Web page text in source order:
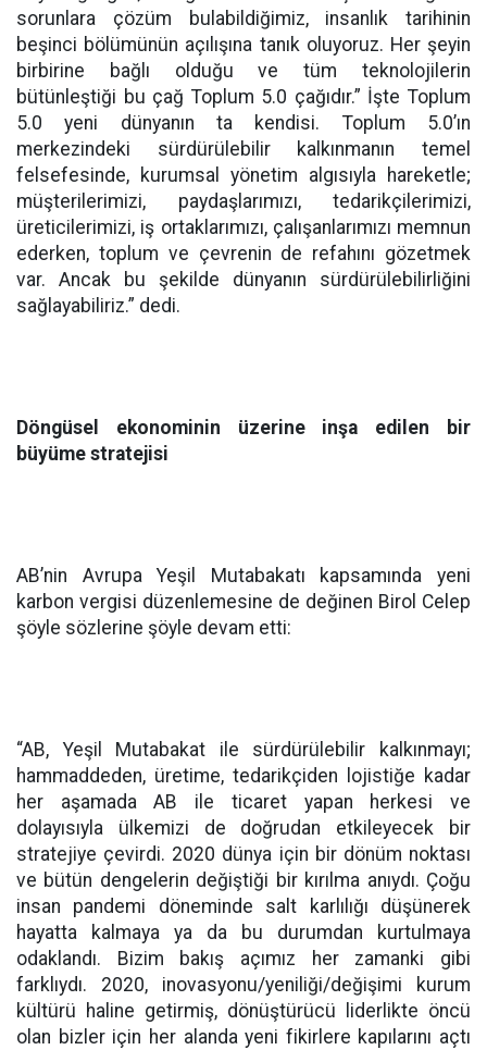
sorunlara çözüm bulabildiğimiz, insanlık tarihinin
beşinci bölümünün açılışına tanık oluyoruz. Her şeyin
birbirine bağlı olduğu ve tüm teknolojilerin
bütünleştiği bu çağ Toplum 5.0 çağıdır.” İşte Toplum
5.0 yeni dünyanın ta kendisi. Toplum 5.0’ın
merkezindeki sürdürülebilir kalkınmanın temel
felsefesinde, kurumsal yönetim algısıyla hareketle;
müşterilerimizi, paydaşlarımızı, tedarikçilerimizi,
üreticilerimizi, iş ortaklarımızı, çalışanlarımızı memnun
ederken, toplum ve çevrenin de refahını gözetmek
var. Ancak bu şekilde dünyanın sürdürülebilirliğini
sağlayabiliriz.” dedi.
Döngüsel ekonominin üzerine inşa edilen bir
büyüme stratejisi
AB’nin Avrupa Yeşil Mutabakatı kapsamında yeni
karbon vergisi düzenlemesine de değinen Birol Celep
şöyle sözlerine şöyle devam etti:
“AB, Yeşil Mutabakat ile sürdürülebilir kalkınmayı;
hammaddeden, üretime, tedarikçiden lojistiğe kadar
her aşamada AB ile ticaret yapan herkesi ve
dolayısıyla ülkemizi de doğrudan etkileyecek bir
stratejiye çevirdi. 2020 dünya için bir dönüm noktası
ve bütün dengelerin değiştiği bir kırılma anıydı. Çoğu
insan pandemi döneminde salt karlılığı düşünerek
hayatta kalmaya ya da bu durumdan kurtulmaya
odaklandı. Bizim bakış açımız her zamanki gibi
farklıydı. 2020, inovasyonu/yeniliği/değişimi kurum
kültürü haline getirmiş, dönüştürücü liderlikte öncü
olan bizler için her alanda yeni fikirlere kapılarını açtı